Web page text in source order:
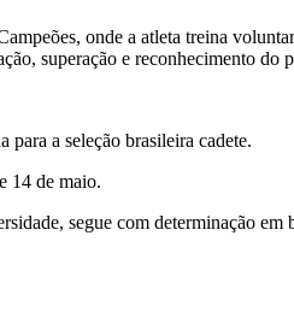
onde a atleta treina
superação e reconhecimento do
a seleção brasileira cadete.
14 de maio.
segue com determinação em